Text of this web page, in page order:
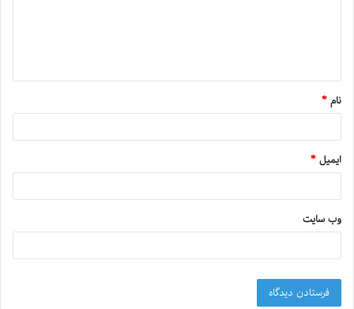
نام*
ایمیل*
وب‌ سایت